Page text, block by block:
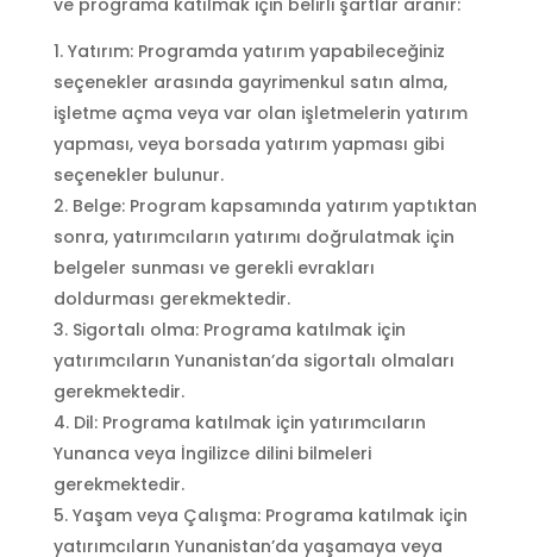
Yatırım: Programda yatırım yapabileceğiniz
seçenekler arasında gayrimenkul satın alma,
işletme açma veya var olan işletmelerin yatırım
yapması, veya borsada yatırım yapması gibi
seçenekler bulunur.
Belge: Program kapsamında yatırım yaptıktan
sonra, yatırımcıların yatırımı doğrulatmak için
belgeler sunması ve gerekli evrakları
doldurması gerekmektedir.
Sigortalı olma: Programa katılmak için
yatırımcıların Yunanistan’da sigortalı olmaları
gerekmektedir.
Dil: Programa katılmak için yatırımcıların
Yunanca veya İngilizce dilini bilmeleri
gerekmektedir.
Yaşam veya Çalışma: Programa katılmak için
yatırımcıların Yunanistan’da yaşamaya veya